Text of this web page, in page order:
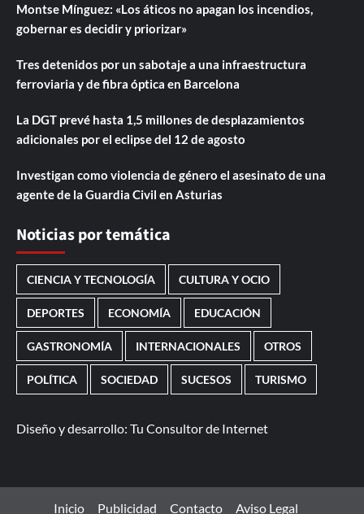
Montse Mínguez: «Los áticos no apagan los incendios,
gobernar es decidir y priorizar»
Tres detenidos por un sabotaje a una infraestructura
ferroviaria y de fibra óptica en Barcelona
La DGT prevé hasta 1,5 millones de desplazamientos
adicionales por el eclipse del 12 de agosto
Investigan como violencia de género el asesinato de una
agente de la Guardia Civil en Asturias
Noticias por temática
CIENCIA Y TECNOLOGÍA CULTURA Y OCIO
DEPORTES ECONOMÍA EDUCACIÓN
GASTRONOMÍA INTERNACIONALES OTROS
POLÍTICA SOCIEDAD SUCESOS TURISMO
Diseño y desarrollo: Tu Consultor de Internet
Inicio Publicidad Contacto Aviso Legal